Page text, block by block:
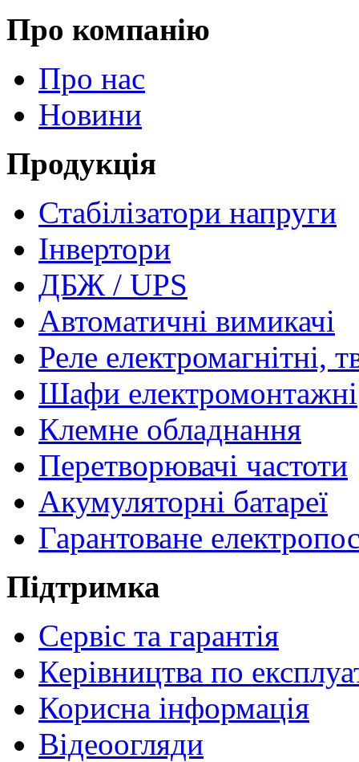
Про компанію
Про нас
Новини
Продукція
Стабілізатори напруги
Інвертори
ДБЖ / UPS
Автоматичні вимикачі
Реле електромагнітні,
Шафи електромонтажні
Клемне обладнання
Перетворювачі частоти
Акумуляторні батареї
Гарантоване
Підтримка
Сервіс та гарантія
Керівництва по
Корисна інформація
Відеоогляди